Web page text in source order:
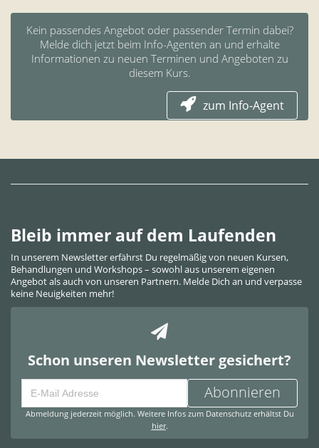
Kein passendes Angebot oder passender Termin dabei?
Melde dich jetzt beim Info-Agenten an und erhalte
Informationen zu neuen Terminen und Angeboten zu
diesem Kurs.
zum Info-Agent
Bleib immer auf dem Laufenden
In unserem Newsletter erfährst Du regelmäßig von neuen Kursen,
Behandlungen und Workshops – sowohl aus unserem eigenen
Angebot als auch von unseren Partnern. Melde Dich an und verpasse
keine Neuigkeiten mehr!
Schon unseren Newsletter gesichert?
Abonnieren
Abmeldung jederzeit möglich. Weitere Infos zum Datenschutz erhältst Du
hier.